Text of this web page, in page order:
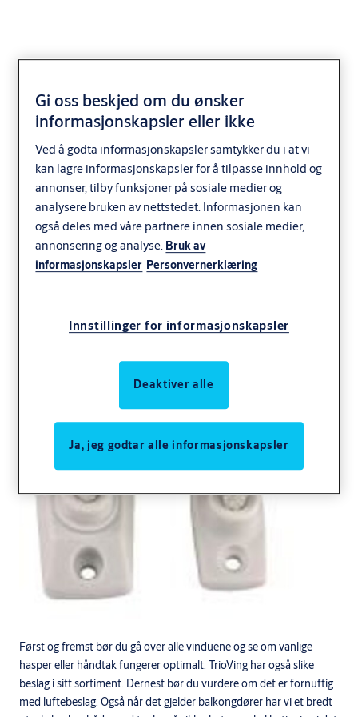
Vindusbeslag og -
hengsler
Først og fremst bør du gå over alle vinduene og se om vanlige
hasper eller håndtak fungerer optimalt. TrioVing har også slike
beslag i sitt sortiment. Dernest bør du vurdere om det er fornuftig
med luftebeslag. Også når det gjelder balkongdører har vi et bredt
Gi oss beskjed om du ønsker
informasjonskapsler eller ikke
Ved å godta informasjonskapsler samtykker du i at vi
kan lagre informasjonskapsler for å tilpasse innhold og
annonser, tilby funksjoner på sosiale medier og
analysere bruken av nettstedet. Informasjonen kan
også deles med våre partnere innen sosiale medier,
annonsering og analyse. Bruk av
informasjonskapsler Personvernerklæring
Innstillinger for informasjonskapsler
Deaktiver alle
Ja, jeg godtar alle informasjonskapsler